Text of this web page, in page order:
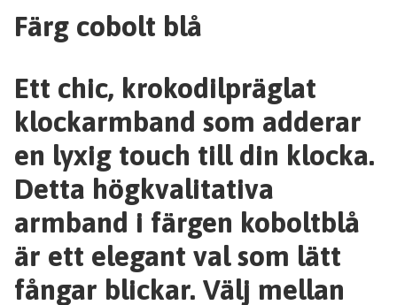
Färg cobolt blå
Ett chic, krokodilpräglat
klockarmband som adderar
en lyxig touch till din klocka.
Detta högkvalitativa
armband i färgen koboltblå
är ett elegant val som lätt
fångar blickar. Välj mellan